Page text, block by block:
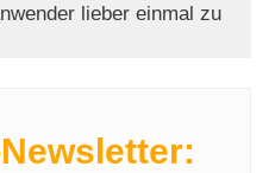
lieber einmal zu